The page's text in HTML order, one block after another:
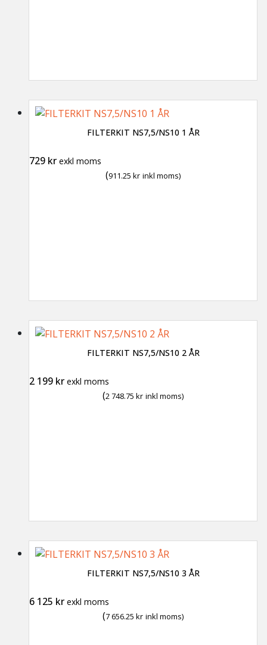
FILTERKIT NS7,5/NS10 1 ÅR
729 kr exkl moms
(911.25 kr inkl moms)
FILTERKIT NS7,5/NS10 2 ÅR
2 199 kr exkl moms
(2 748.75 kr inkl moms)
FILTERKIT NS7,5/NS10 3 ÅR
6 125 kr exkl moms
(7 656.25 kr inkl moms)